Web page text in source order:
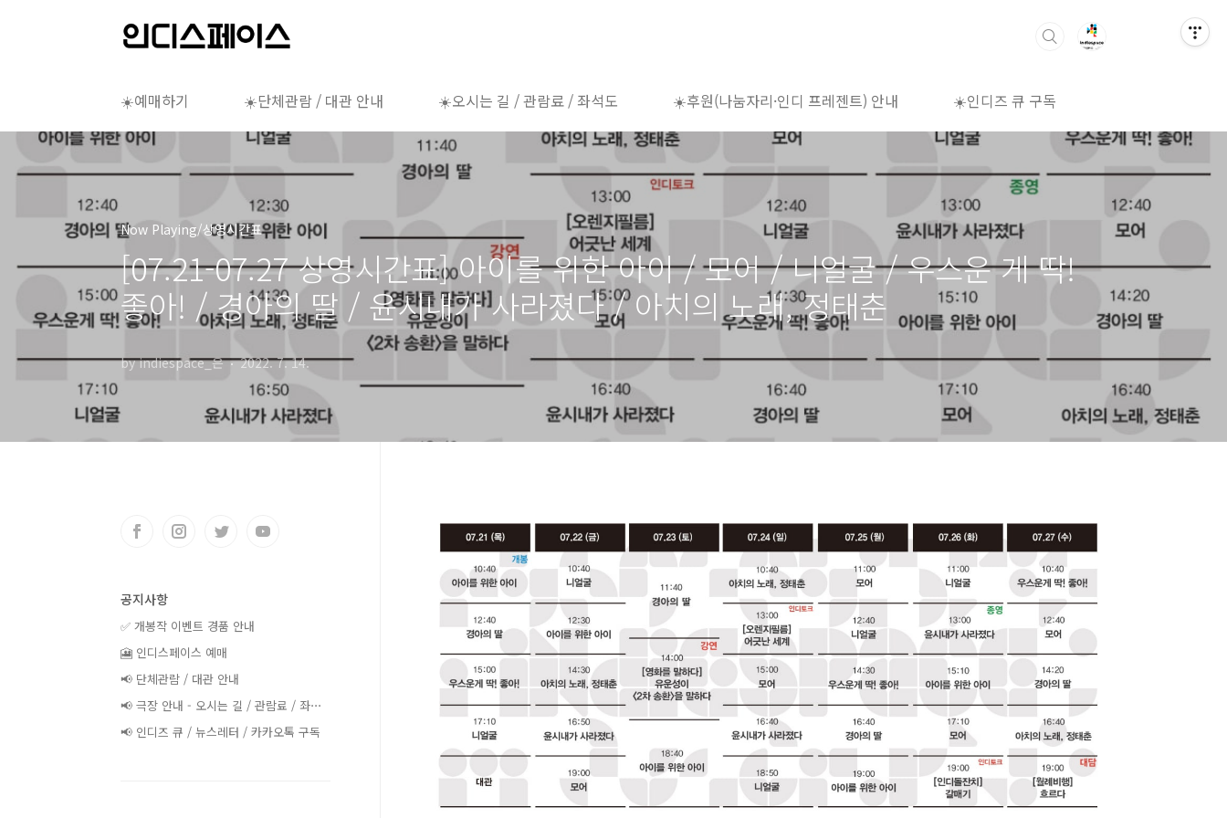
☀️예매하기 ☀️단체관람 / 대관 안내 ☀️오시는 길 / 관람료 / 좌석도 ☀️후원(나눔자리·인디 프레젠트) 안내 ☀️인디즈 큐 구독
Now Playing/상영시간표
[07.21-07.27 상영시간표] 아이를 위한 아이 / 모어 / 니얼굴 / 우스운 게 딱!
좋아! / 경아의 딸 / 윤시내가 사라졌다 / 아치의 노래, 정태춘
by indiespace_은 2022. 7. 14.
공지사항
✅ 개봉작 이벤트 경품 안내
🎦 인디스페이스 예매
📢 단체관람 / 대관 안내
📢 극장 안내 - 오시는 길 / 관람료 / 좌⋯
📢 인디즈 큐 / 뉴스레터 / 카카오톡 구독